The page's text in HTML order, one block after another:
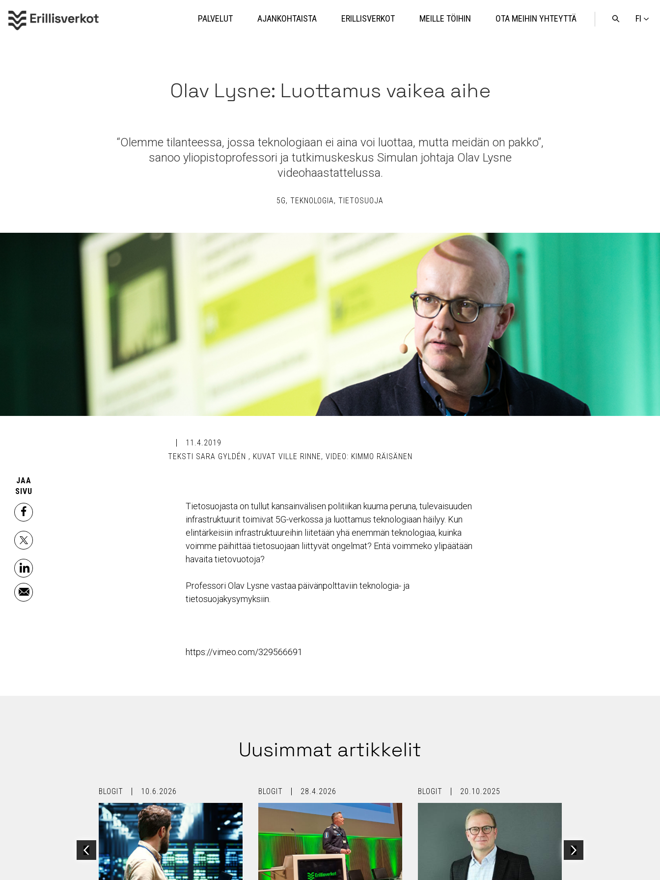
sisältöön
FI
Avaa
PALVELUT AJANKOHTAISTA ERILLISVERKOT MEILLE TÖIHIN OTA MEIHIN YHTEYTTÄ
Olav Lysne: Luottamus vaikea aihe
“Olemme tilanteessa, jossa teknologiaan ei aina voi luottaa, mutta meidän on pakko”,
sanoo yliopistoprofessori ja tutkimuskeskus Simulan johtaja Olav Lysne
videohaastattelussa.
5G TEKNOLOGIA TIETOSUOJA
JAA
SIVU
facebook
x
linkedin
email
11.4.2019
TEKSTI SARA GYLDÉN , KUVAT VILLE RINNE, VIDEO: KIMMO RÄISÄNEN
Tietosuojasta on tullut kansainvälisen politiikan kuuma peruna, tulevaisuuden
infrastruktuurit toimivat 5G-verkossa ja luottamus teknologiaan häilyy. Kun
elintärkeisiin infrastruktuureihin liitetään yhä enemmän teknologiaa, kuinka
voimme päihittää tietosuojaan liittyvät ongelmat? Entä voimmeko ylipäätään
havaita tietovuotoja?
Professori Olav Lysne vastaa päivänpolttaviin teknologia- ja
tietosuojakysymyksiin.
https://vimeo.com/329566691
Uusimmat artikkelit
BLOGIT 10.6.2026 BLOGIT 28.4.2026 BLOGIT 20.10.2025